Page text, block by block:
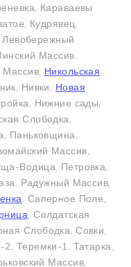
Караваевы
Кудрявец,
Левобережный
Массив,
Никольская
Нивки, Новая
Нижние сады,
Слободка,
Паньковщина,
Массив,
Водица, Петровка,
Радужный Массив,
, Саперное Поле,
, Солдатская
Слободка, Совки,
2, Теремки-1, Татарка,
Массив,